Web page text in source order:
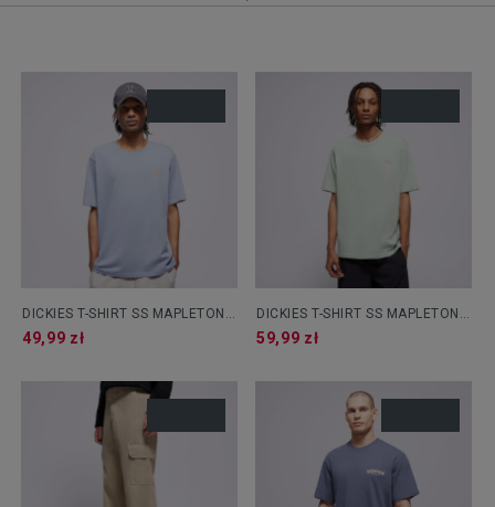
DICKIES T-SHIRT SS MAPLETON
TEE
49,99 zł
DICKIES T-SHIRT SS MAPLETON
TEE
59,99 zł